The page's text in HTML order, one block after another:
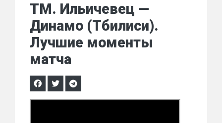
ТМ. Ильичевец —
Динамо (Тбилиси).
Лучшие моменты
матча